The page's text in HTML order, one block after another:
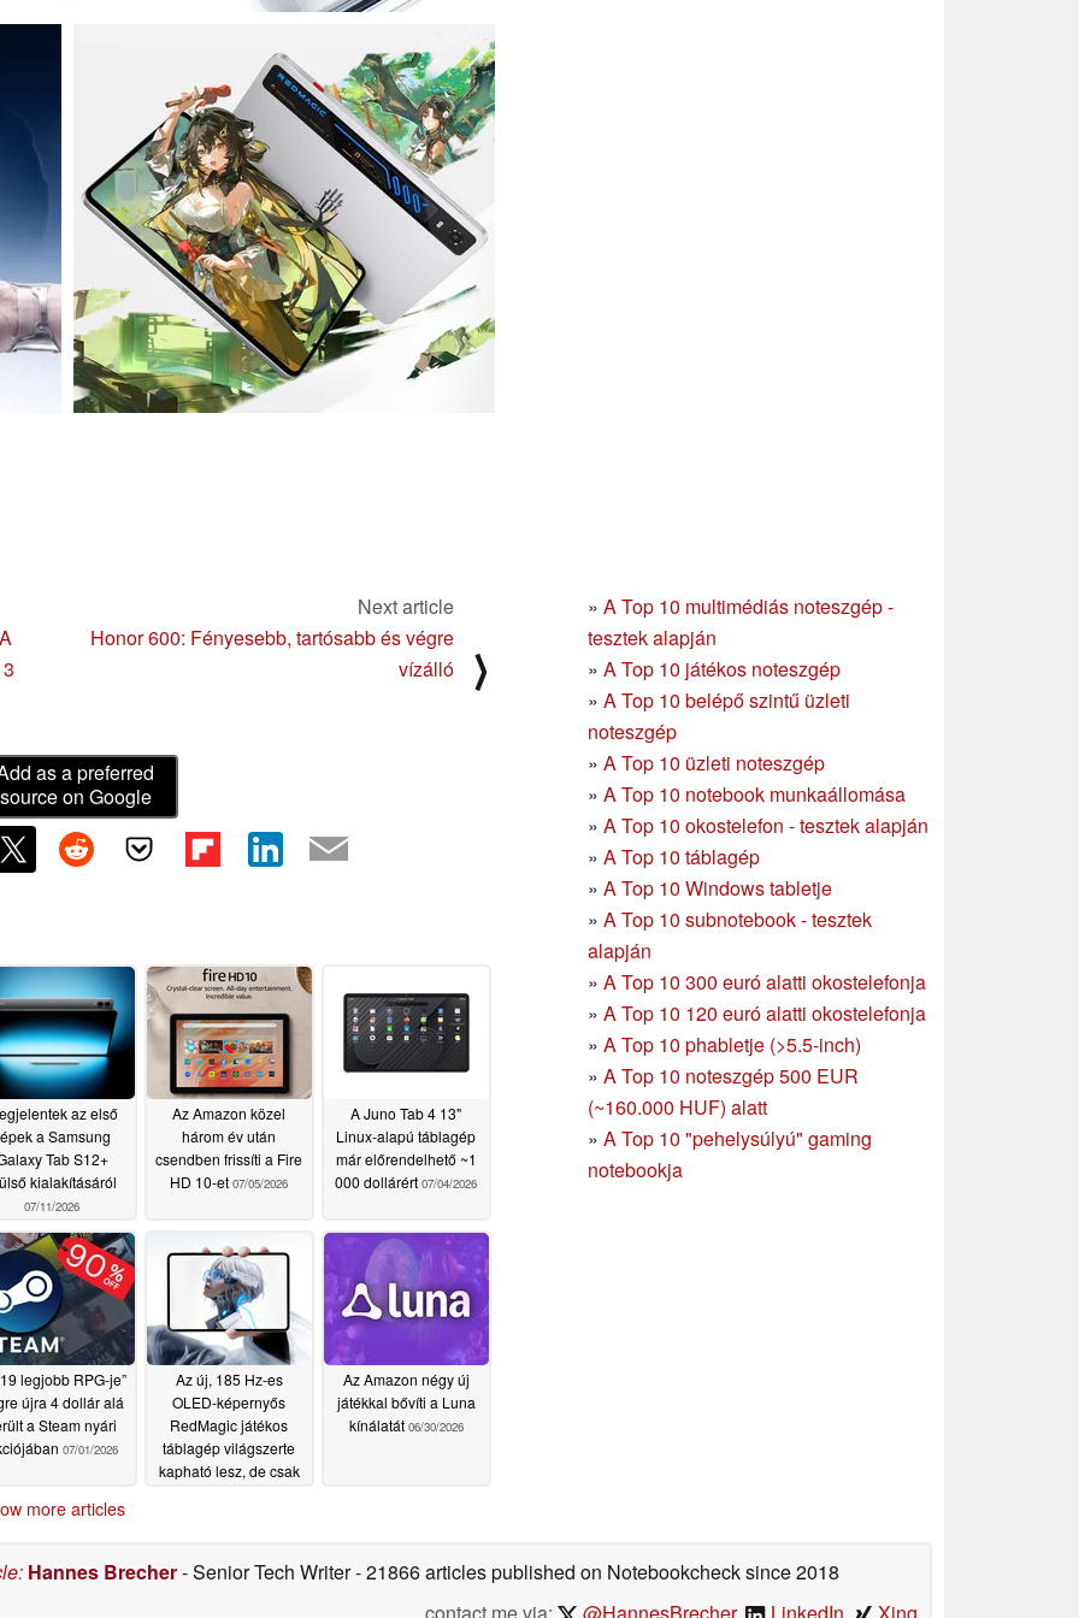
» A Top 10 multimédiás noteszgép -
tesztek alapján
» A Top 10 játékos noteszgép
» A Top 10 belépő szintű üzleti
noteszgép
» A Top 10 üzleti noteszgép
» A Top 10 notebook munkaállomása
» A Top 10 okostelefon - tesztek alapján
» A Top 10 táblagép
» A Top 10 Windows tabletje
» A Top 10 subnotebook - tesztek
alapján
» A Top 10 300 euró alatti okostelefonja
» A Top 10 120 euró alatti okostelefonja
» A Top 10 phabletje (>5.5-inch)
» A Top 10 noteszgép 500 EUR
(~160.000 HUF) alatt
» A Top 10 "pehelysúlyú" gaming
notebookja
Next article
Honor 600: Fényesebb, tartósabb és végre
vízálló
⟩
as a preferred
source on Google
az első
a Samsung
Tab S12+
kialakításáról
07/11/2026
Az Amazon közel
három év után
csendben frissíti a Fire
HD 10-et 07/05/2026
A Juno Tab 4 13"
Linux-alapú táblagép
már előrendelhető ~1
000 dollárért 07/04/2026
legjobb RPG-je”
újra 4 dollár alá
a Steam nyári
07/01/2026
Az új, 185 Hz-es
OLED-képernyős
RedMagic játékos
táblagép világszerte
kapható lesz, de csak
Az Amazon négy új
játékkal bővíti a Luna
kínálatát 06/30/2026
more articles
: Hannes Brecher- Senior Tech Writer- 21866 articles published on Notebookchecksince 2018
contact me via:
@HannesBrecher, LinkedIn Xing